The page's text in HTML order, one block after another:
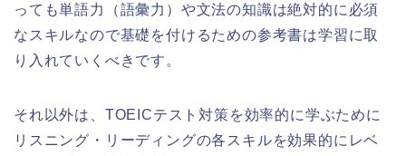
っても単語力（語彙力）や文法の知識は絶対的に必須
なスキルなので基礎を付けるための参考書は学習に取
り入れていくべきです。
それ以外は、TOEICテスト対策を効率的に学ぶために
リスニング・リーディングの各スキルを効果的にレベ